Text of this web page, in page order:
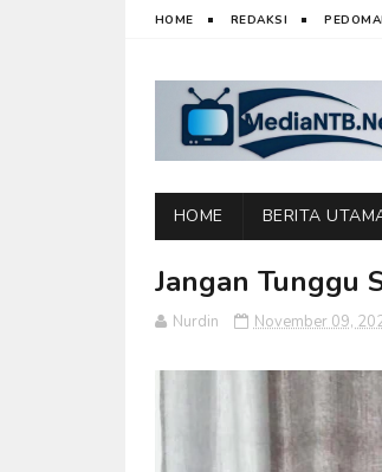
HOME REDAKSI
HOME BERITA
Jangan Tunggu
Nurdin November 09,